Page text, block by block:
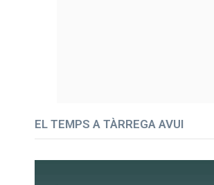
EL TEMPS A TÀRREGA AVUI